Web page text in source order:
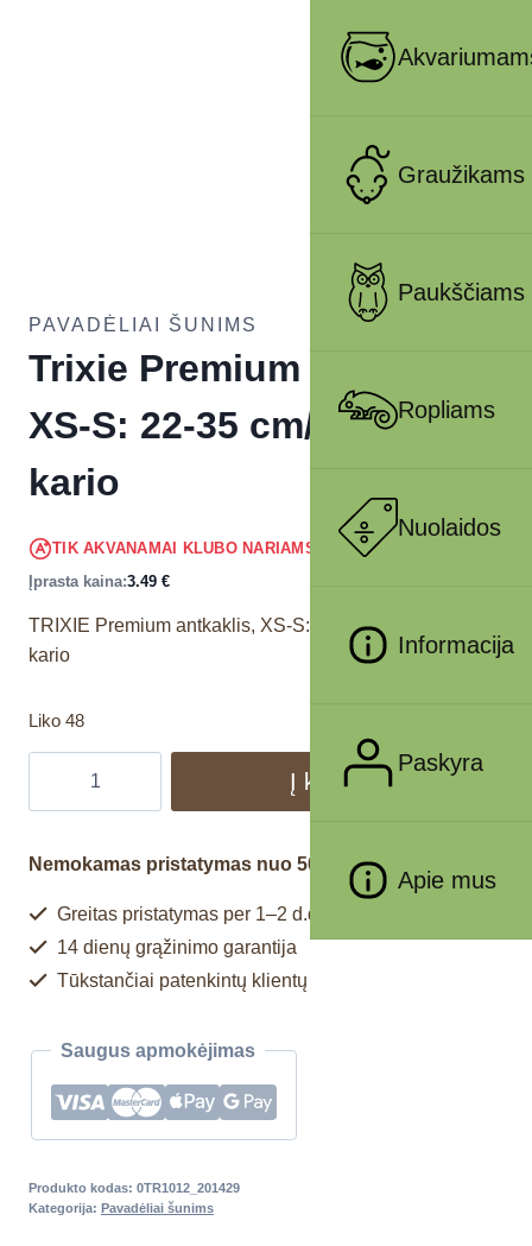
Graužikams
Paukščiams
Ropliams
Nuolaidos
Informacija
Paskyra
Apie mus
PAVADĖLIAI ŠUNIMS
Trixie Premium antkaklis,
XS-S: 22-35 cm/10 mm,
kario
TIK AKVANAMAI KLUBO NARIAMS 3.32€
Įprasta kaina:3.49 €
TRIXIE Premium antkaklis, XS-S: 22-35 cm/10 mm,
kario
Liko 48
Į krepšelį
Nemokamas pristatymas nuo 50€
Greitas pristatymas per 1–2 d.d.
14 dienų grąžinimo garantija
Tūkstančiai patenkintų klientų
Saugus apmokėjimas
Produkto kodas: 0TR1012_201429
Kategorija: Pavadėliai šunims